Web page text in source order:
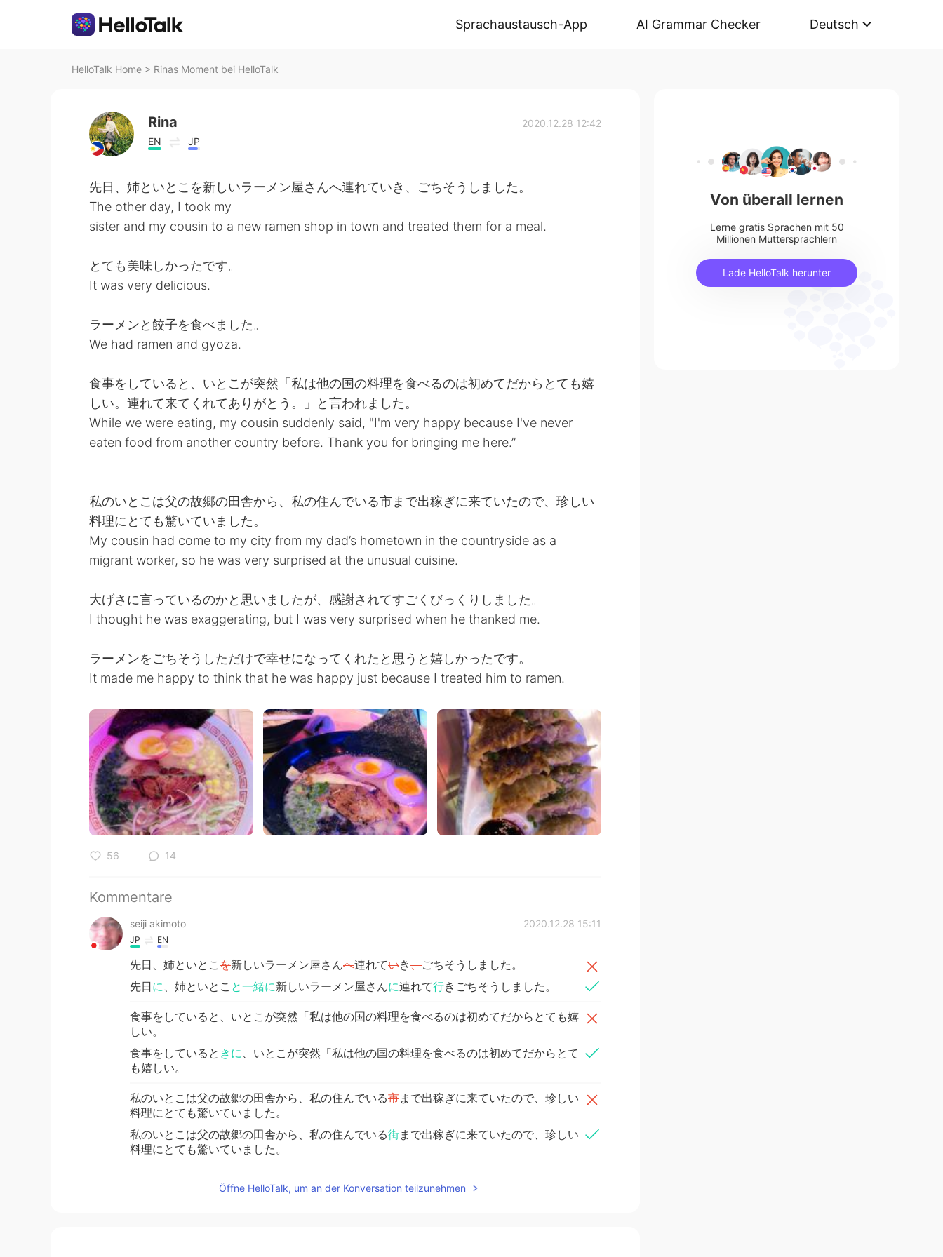
Sprachaustausch-App AI Grammar Checker Deutsch
HelloTalk Home > Rinas Moment bei HelloTalk
Rina
EN JP
2020.12.28 12:42
先日、姉といとこを新しいラーメン屋さんへ連れていき、ごちそうしました。
The other day, I took my
sister and my cousin to a new ramen shop in town and treated them for a meal.
とても美味しかったです。
It was very delicious.
ラーメンと餃子を食べました。
We had ramen and gyoza.
食事をしていると、いとこが突然「私は他の国の料理を食べるのは初めてだからとても嬉
しい。連れて来てくれてありがとう。」と言われました。
While we were eating, my cousin suddenly said, "I'm very happy because I've never
eaten food from another country before. Thank you for bringing me here.”
私のいとこは父の故郷の田舎から、私の住んでいる市まで出稼ぎに来ていたので、珍しい
料理にとても驚いていました。
My cousin had come to my city from my dad’s hometown in the countryside as a
migrant worker, so he was very surprised at the unusual cuisine.
大げさに言っているのかと思いましたが、感謝されてすごくびっくりしました。
I thought he was exaggerating, but I was very surprised when he thanked me.
ラーメンをごちそうしただけで幸せになってくれたと思うと嬉しかったです。
It made me happy to think that he was happy just because I treated him to ramen.
56 14
Kommentare
seiji akimoto 2020.12.28 15:11
JP EN
先日、姉といとこ を新しいラーメン屋さんへ連れていき、ごちそうしました。
先日に 、姉といとこ と一緒に新しいラーメン屋さんに連れて行きごちそうしました。
食事をしていると、いとこが突然「私は他の国の料理を食べるのは初めてだからとても嬉
しい。
食事をしていると きに 、いとこが突然「私は他の国の料理を食べるのは初めてだからとて
も嬉しい。
私のいとこは父の故郷の田舎から、私の住んでいる市まで出稼ぎに来ていたので、珍しい
料理にとても驚いていました。
私のいとこは父の故郷の田舎から、私の住んでいる街まで出稼ぎに来ていたので、珍しい
料理にとても驚いていました。
Öffne HelloTalk, um an der Konversation teilzunehmen
Von überall lernen
Lerne gratis Sprachen mit 50
Millionen Muttersprachlern
Lade HelloTalk herunter